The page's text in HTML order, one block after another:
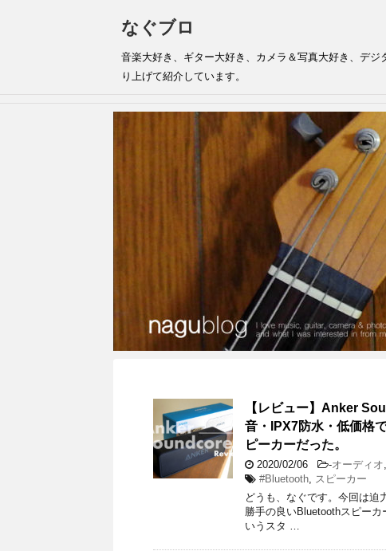
なぐブロ
音楽大好き、ギター大好き、カメラ＆写真大好き、デ
り上げて紹介しています。
【レビュー】Anker
音・IPX7防水・低価格
ピーカーだった。
2020/02/06 -オーディオ,
#Bluetooth, スピーカー
どうも、なぐです。今回は迫
勝手の良いBluetoothスピー
いうスタ …